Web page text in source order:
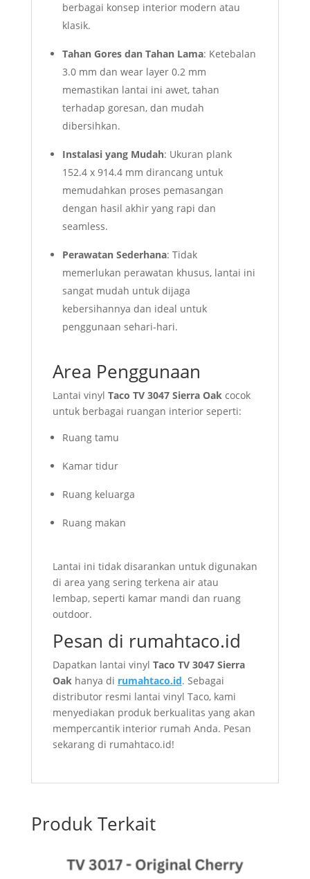
berbagai konsep interior modern atau
klasik.
Tahan Gores dan Tahan Lama: Ketebalan
3.0 mm dan wear layer 0.2 mm
memastikan lantai ini awet, tahan
terhadap goresan, dan mudah
dibersihkan.
Instalasi yang Mudah: Ukuran plank
152.4 x 914.4 mm dirancang untuk
memudahkan proses pemasangan
dengan hasil akhir yang rapi dan
seamless.
Perawatan Sederhana: Tidak
memerlukan perawatan khusus, lantai ini
sangat mudah untuk dijaga
kebersihannya dan ideal untuk
penggunaan sehari-hari.
Area Penggunaan
Lantai vinyl Taco TV 3047 Sierra Oakcocok
untuk berbagai ruangan interior seperti:
Ruang tamu
Kamar tidur
Ruang keluarga
Ruang makan
Lantai ini tidak disarankan untuk digunakan
di area yang sering terkena air atau
lembap, seperti kamar mandi dan ruang
outdoor.
Pesan di rumahtaco.id
Dapatkan lantai vinyl Taco TV 3047 Sierra
Oakhanya di rumahtaco.id. Sebagai
distributor resmi lantai vinyl Taco, kami
menyediakan produk berkualitas yang akan
mempercantik interior rumah Anda. Pesan
sekarang di rumahtaco.id!
Produk Terkait